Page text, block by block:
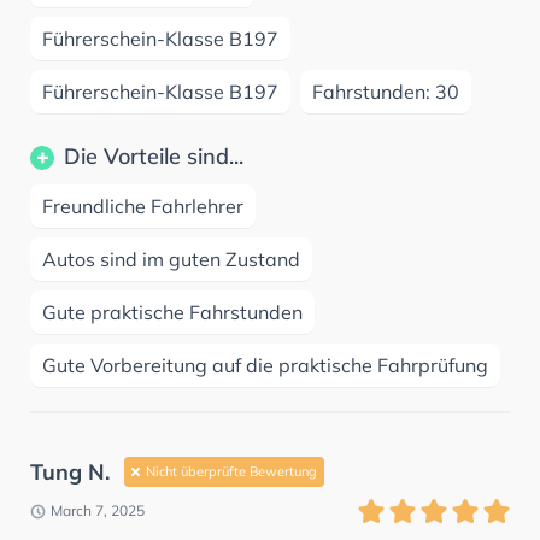
Führerschein-Klasse B197
Führerschein-Klasse B197 Fahrstunden: 30
Die Vorteile sind...
Freundliche Fahrlehrer
Autos sind im guten Zustand
Gute praktische Fahrstunden
Gute Vorbereitung auf die praktische Fahrprüfung
Tung N. Nicht überprüfte Bewertung
March 7, 2025